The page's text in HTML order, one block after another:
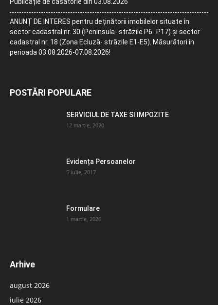
ANUNȚ DE INTERES pentru deținătorii imobilelor situate în
sector cadastral nr. 30 (Peninsula- străzile P6- P17) și sector
cadastral nr. 18 (Zona Ecluză- străzile E1-E5). Măsurători în
perioada 03.08.2026-07.08.2026!
POSTĂRI POPULARE
SERVICIUL DE TAXE SI IMPOZITE
12 martie, 2020
Evidența Persoanelor
5 iulie, 2017
Formulare
1 martie, 2026
Arhive
august 2026
iulie 2026